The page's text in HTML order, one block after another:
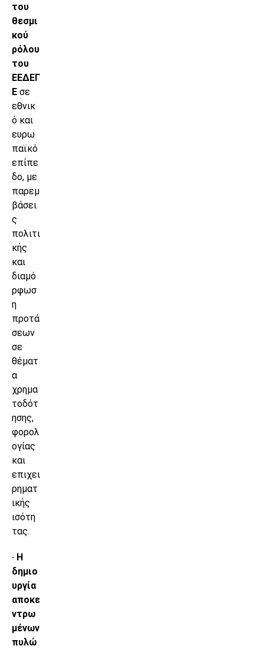
του
θεσμι
κού
ρόλου
του
ΕΕΔΕΓ
Ε σε
εθνικ
ό και
ευρω
παϊκό
επίπε
δο, με
παρεμ
βάσει
ς
πολιτι
κής
και
διαμό
ρφωσ
η
προτά
σεων
σε
θέματ
α
χρημα
τοδότ
ησης,
φορολ
ογίας
και
επιχει
ρηματ
ικής
ισότη
τας.
· Η
δημιο
υργία
αποκε
ντρω
μένων
πυλώ